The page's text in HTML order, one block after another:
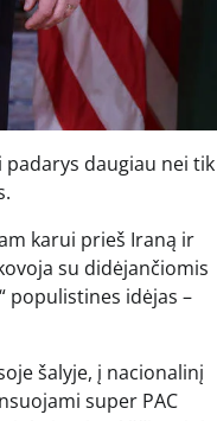
daugiau nei tik
karui prieš Iraną ir
su didėjančiomis
populistines idėjas –
šalyje, į nacionalinį
super PAC